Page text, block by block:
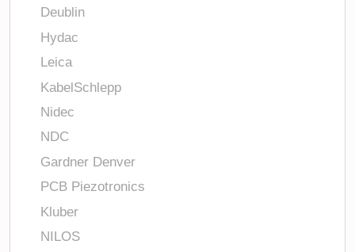
Deublin
Hydac
Leica
KabelSchlepp
Nidec
NDC
Gardner Denver
PCB Piezotronics
Kluber
NILOS